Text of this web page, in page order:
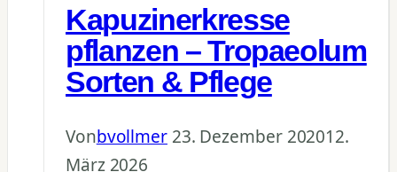
Kapuzinerkresse
pflanzen – Tropaeolum
Sorten & Pflege
Vonbvollmer 23. Dezember 202012.
März 2026